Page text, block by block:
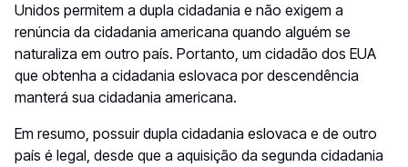
Unidos permitem a dupla cidadania e não exigem a
renúncia da cidadania americana quando alguém se
naturaliza em outro país. Portanto, um cidadão dos EUA
que obtenha a cidadania eslovaca por descendência
manterá sua cidadania americana.
Em resumo, possuir dupla cidadania eslovaca e de outro
país é legal, desde que a aquisição da segunda cidadania